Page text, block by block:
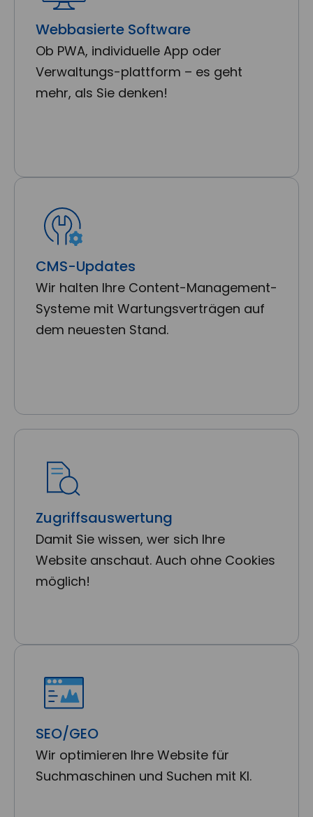
Webbasierte Software
Ob PWA, individuelle App oder
Verwaltungs-plattform – es geht
mehr, als Sie denken!
CMS-Updates
Wir halten Ihre Content-Management-
Systeme mit Wartungsverträgen auf
dem neuesten Stand.
Zugriffsauswertung
Damit Sie wissen, wer sich Ihre
Website anschaut. Auch ohne Cookies
möglich!
SEO/GEO
Wir optimieren Ihre Website für
Suchmaschinen und Suchen mit KI.